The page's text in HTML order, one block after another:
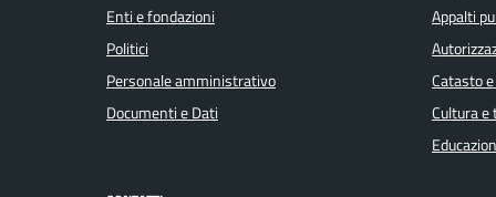
Enti e fondazioni
Politici
Personale amministrativo
Documenti e Dati
Appalti
Catasto
Cultura e